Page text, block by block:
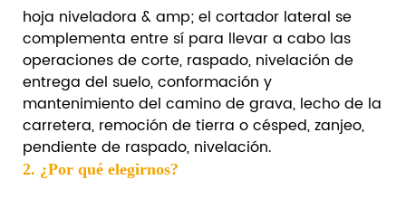
hoja niveladora & amp; el cortador lateral se
complementa entre sí para llevar a cabo las
operaciones de corte, raspado, nivelación de
entrega del suelo, conformación y
mantenimiento del camino de grava, lecho de la
carretera, remoción de tierra o césped, zanjeo,
pendiente de raspado, nivelación.
2. ¿Por qué elegirnos?